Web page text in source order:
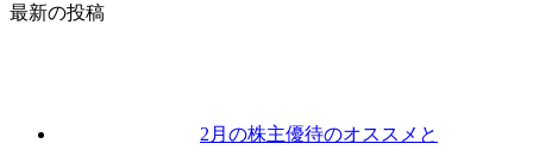
最新の投稿
2月の株主優待のオススメと